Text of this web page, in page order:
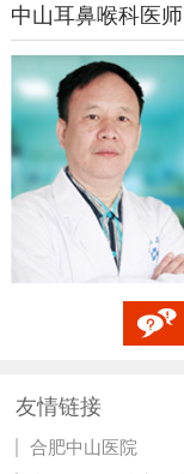
中山耳鼻喉科医师
友情链接
合肥中山医院